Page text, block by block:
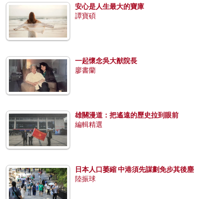
安心是人生最大的寶庫
譚寶碩
一起懷念吳大猷院長
廖書蘭
雄關漫道：把遙遠的歷史拉到眼前
編輯精選
日本人口萎縮 中港須先謀劃免步其後塵
陸振球